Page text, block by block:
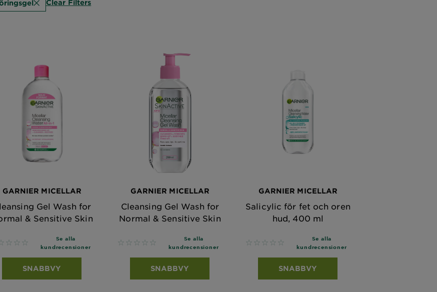
Clear Filters
GARNIER MICELLAR
Gel Wash for
& Sensitive Skin
reviews
Se alla
kundrecensioner
SNABBVY
GARNIER MICELLAR
Cleansing Gel Wash for
Normal & Sensitive Skin
No reviews
Se alla
kundrecensioner
SNABBVY
GARNIER MICELLAR
Salicylic för fet och oren
hud, 400 ml
No reviews
Se alla
kundrecensioner
SNABBVY